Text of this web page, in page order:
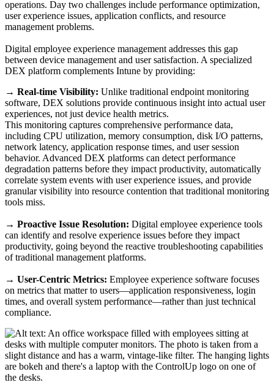
operations. Day two challenges include performance optimization,
user experience issues, application conflicts, and resource
management problems.
Digital employee experience management addresses this gap
between device management and user satisfaction. A specialized
DEX platform complements Intune by providing:
→ Real-time Visibility: Unlike traditional endpoint monitoring
software, DEX solutions provide continuous insight into actual user
experiences, not just device health metrics.
This monitoring captures comprehensive performance data,
including CPU utilization, memory consumption, disk I/O patterns,
network latency, application response times, and user session
behavior. Advanced DEX platforms can detect performance
degradation patterns before they impact productivity, automatically
correlate system events with user experience issues, and provide
granular visibility into resource contention that traditional monitoring
tools miss.
→ Proactive Issue Resolution: Digital employee experience tools
can identify and resolve experience issues before they impact
productivity, going beyond the reactive troubleshooting capabilities
of traditional management platforms.
→ User-Centric Metrics: Employee experience software focuses
on metrics that matter to users—application responsiveness, login
times, and overall system performance—rather than just technical
compliance.